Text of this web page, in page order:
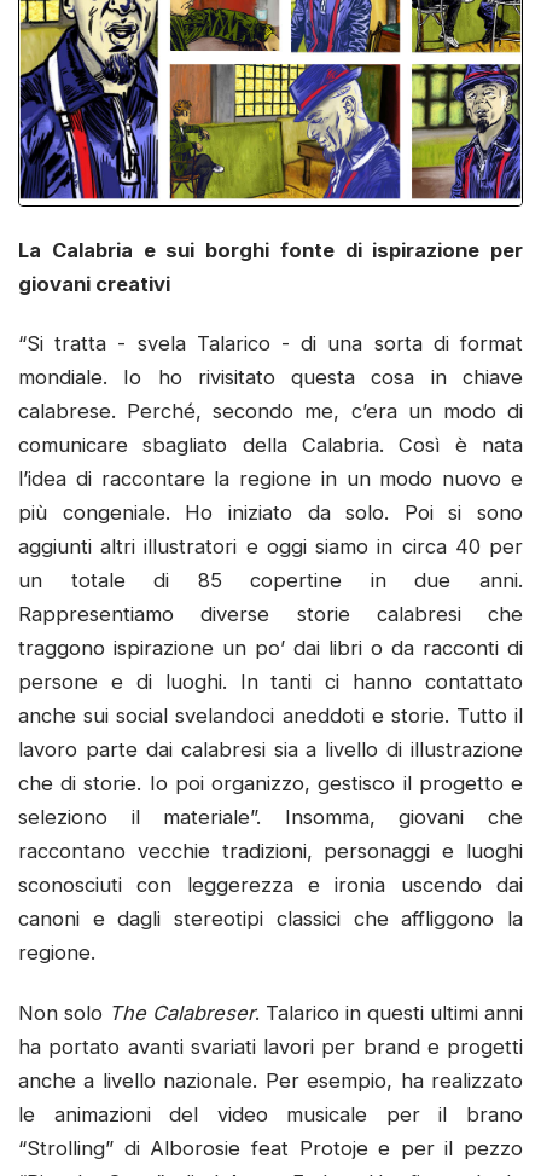
La Calabria e sui borghi fonte di ispirazione per
giovani creativi
“Si tratta - svela Talarico - di una sorta di format
mondiale. Io ho rivisitato questa cosa in chiave
calabrese. Perché, secondo me, c’era un modo di
comunicare sbagliato della Calabria. Così è nata
l’idea di raccontare la regione in un modo nuovo e
più congeniale. Ho iniziato da solo. Poi si sono
aggiunti altri illustratori e oggi siamo in circa 40 per
un totale di 85 copertine in due anni.
Rappresentiamo diverse storie calabresi che
traggono ispirazione un po’ dai libri o da racconti di
persone e di luoghi. In tanti ci hanno contattato
anche sui social svelandoci aneddoti e storie. Tutto il
lavoro parte dai calabresi sia a livello di illustrazione
che di storie. Io poi organizzo, gestisco il progetto e
seleziono il materiale”. Insomma, giovani che
raccontano vecchie tradizioni, personaggi e luoghi
sconosciuti con leggerezza e ironia uscendo dai
canoni e dagli stereotipi classici che affliggono la
regione.
Non solo The Calabreser. Talarico in questi ultimi anni
ha portato avanti svariati lavori per brand e progetti
anche a livello nazionale. Per esempio, ha realizzato
le animazioni del video musicale per il brano
“Strolling” di Alborosie feat Protoje e per il pezzo